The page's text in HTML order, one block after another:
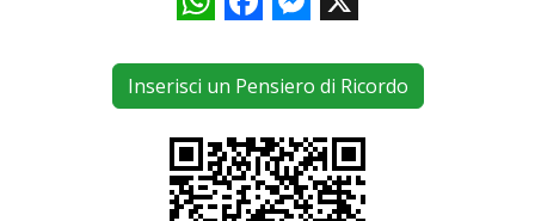
Inserisci un Pensiero di Ricordo